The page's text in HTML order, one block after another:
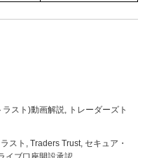
ラスト)動画解説, トレーダーズト
スト , Traders Trust, セキュア・